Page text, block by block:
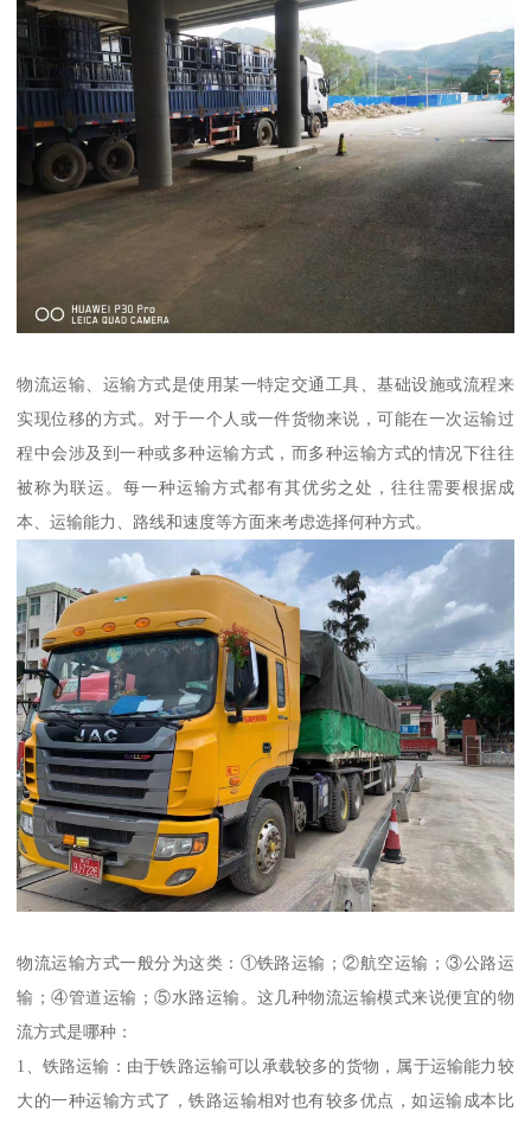
物流运输、运输方式是使用某一特定交通工具、基础设施或流程来
实现位移的方式。对于一个人或一件货物来说，可能在一次运输过
程中会涉及到一种或多种运输方式，而多种运输方式的情况下往往
被称为联运。每一种运输方式都有其优劣之处，往往需要根据成
本、运输能力、路线和速度等方面来考虑选择何种方式。
物流运输方式一般分为这类：①铁路运输；②航空运输；③公路运
输；④管道运输；⑤水路运输。这几种物流运输模式来说便宜的物
流方式是哪种：
1、铁路运输：由于铁路运输可以承载较多的货物，属于运输能力较
大的一种运输方式了，铁路运输相对也有较多优点，如运输成本比